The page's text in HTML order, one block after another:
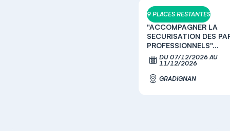
9 PLACES RESTANTES
"ACCOMPAGNER LA
SECURISATION DES
PROFESSIONNELS"...
DU 07/12/2026 AU
11/12/2026
GRADIGNAN